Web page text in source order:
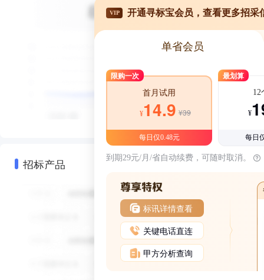
招标产品
VIP 开通寻标宝会员，查看更多招采
单省会员
限购一次
首月试用
¥14.9 ¥39
每日仅0.48元
最划算
12
¥
每日
到期29元/月/省自动续费，可随时取消。
标讯详情查看
关键电话直连
甲方分析查询